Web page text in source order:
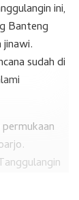
ini,
Banteng
sudah di